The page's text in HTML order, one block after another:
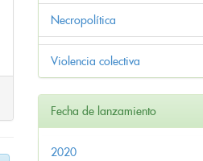
Necropolítica
Violencia colectiva
Fecha de lanzamiento
2020